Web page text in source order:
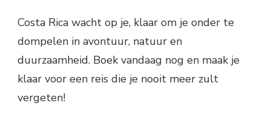
Costa Rica wacht op je, klaar om je onder te
dompelen in avontuur, natuur en
duurzaamheid. Boek vandaag nog en maak je
klaar voor een reis die je nooit meer zult
vergeten!